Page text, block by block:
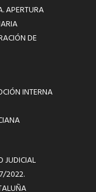
APERTURA
DE
INTERNA
JUDICIAL
2022.